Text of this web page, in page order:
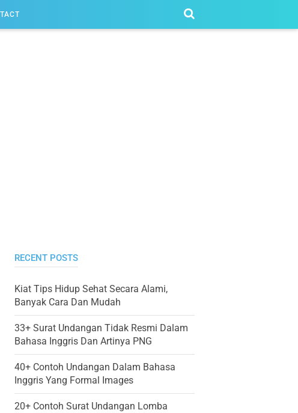
RECENT POSTS
Kiat Tips Hidup Sehat Secara Alami,
Banyak Cara Dan Mudah
33+ Surat Undangan Tidak Resmi Dalam
Bahasa Inggris Dan Artinya PNG
40+ Contoh Undangan Dalam Bahasa
Inggris Yang Formal Images
20+ Contoh Surat Undangan Lomba